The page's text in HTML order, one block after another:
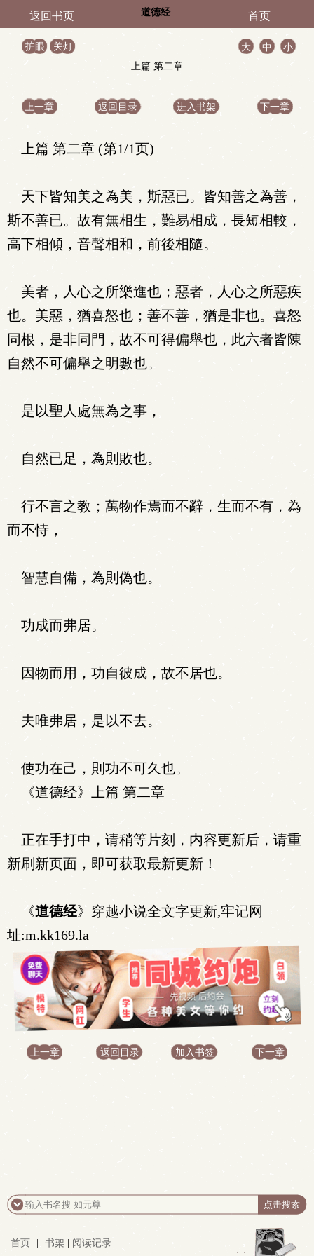
返回书页 道德经 首页
护眼 关灯 大 中
小
上篇 第二章
上一章 返回目录 进入书架 下一章
上篇 第二章 (第1/1页)
天下皆知美之為美，斯惡已。皆知善之為善，
斯不善已。故有無相生，難易相成，長短相較，
高下相傾，音聲相和，前後相隨。
美者，人心之所樂進也；惡者，人心之所惡疾
也。美惡，猶喜怒也；善不善，猶是非也。喜怒
同根，是非同門，故不可得偏舉也，此六者皆陳
自然不可偏舉之明數也。
是以聖人處無為之事，
自然已足，為則敗也。
行不言之教；萬物作焉而不辭，生而不有，為
而不恃，
智慧自備，為則偽也。
功成而弗居。
因物而用，功自彼成，故不居也。
夫唯弗居，是以不去。
使功在己，則功不可久也。
《道德经》上篇 第二章
正在手打中，请稍等片刻，内容更新后，请重
新刷新页面，即可获取最新更新！
《道德经》穿越小说全文字更新,牢记网
址:m.kk169.la
上一章 返回目录 加入书签 下一章
首页 书架 阅读记录